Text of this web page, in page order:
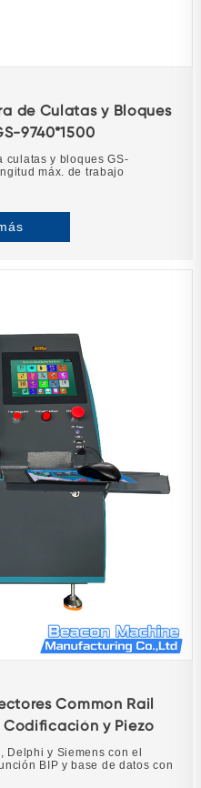
de Culatas y Bloques
9740*1500
culatas y bloques GS-
máx. de trabajo
Common Rail
Codificación y Piezo
Delphi y Siemens con el
BIP y base de datos con